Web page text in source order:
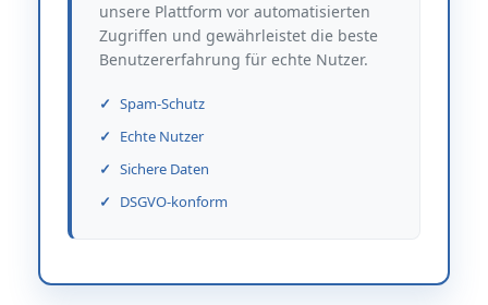
unsere Plattform vor automatisierten
Zugriffen und gewährleistet die beste
Benutzererfahrung für echte Nutzer.
Spam-Schutz
Echte Nutzer
Sichere Daten
DSGVO-konform